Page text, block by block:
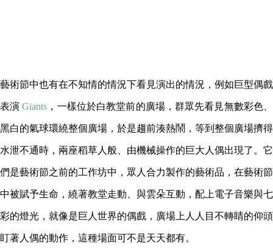
藝術節中也有在不知情的情況下看見演出的情況，例如巨型偶戲
表演Giants ，一樣位於白教堂前的廣場，群眾先看見無數彩色、
黑白的氣球環繞整個廣場，於是趨前湊熱鬧，等到整個廣場擠得
水泄不通時，兩座稻草人般、由機械操作的巨大人偶出現了。它
們是藝術節之前的工作坊中，眾人合力製作的藝術品，在藝術節
中被賦予生命，繞著教堂走動、與雲朵互動，配上電子音樂與七
彩的燈光，就像是巨人世界的偶戲，廣場上人人目不轉睛的仰頭
盯著人偶的動作，這種場面可不是天天都有。